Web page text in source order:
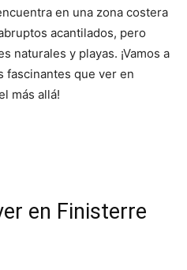
en una zona costera
acantilados, pero
naturales y playas. ¡Vamos a
fascinantes que ver en
más allá!
en Finisterre